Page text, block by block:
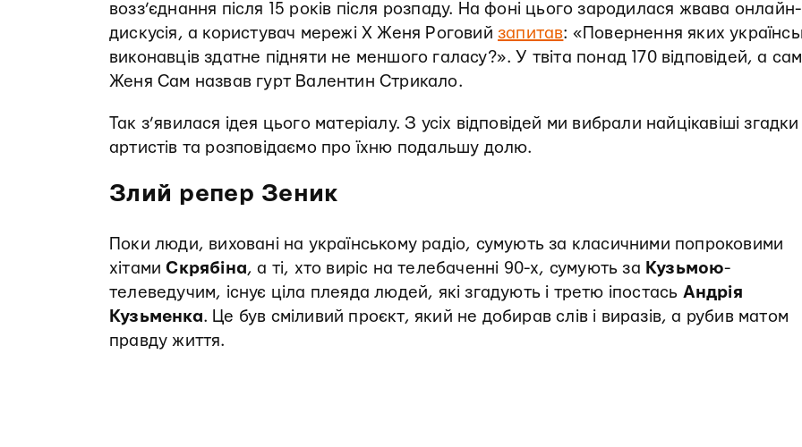
возз’єднання після 15 років після розпаду. На фоні цього зародилася жвава онлайн-
дискусія, а користувач мережі Х Женя Роговий запитав: «Повернення яких
виконавців здатне підняти не меншого галасу?». У твіта понад 170 відповідей, а сам
Женя Сам назвав гурт Валентин Стрикало.
Так з’явилася ідея цього матеріалу. З усіх відповідей ми вибрали найцікавіші згадки
артистів та розповідаємо про їхню подальшу долю.
Злий репер Зеник
Поки люди, виховані на українському радіо, сумують за класичними попроковими
хітамиСкрябіна, а ті, хто виріс на телебаченні 90-х, сумують за Кузьмою-
телеведучим, існує ціла плеяда людей, які згадують і третю іпостась Андрія
Кузьменка. Це був сміливий проєкт, який не добирав слів і виразів, а рубив матом
правду життя.